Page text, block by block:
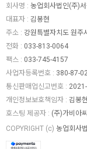
회사명 : 농업회사법인(주)
대표자 : 김봉현
주소 : 강원특별자치도 원주
전화 : 033-813-0064
팩스 : 033-745-4157
사업자등록번호 : 380-87-
통신판매업신고번호 :
개인정보보호책임자 : 김봉
호스팅 제공자 : (주)가비아
COPYRIGHT (c) 농업회사